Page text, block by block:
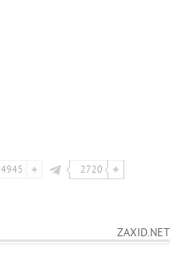
4945 2720
ZAXID.NET